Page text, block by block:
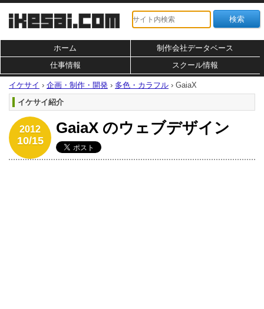
ホーム
制作会社データベース
仕事情報
スクール情報
イケサイ › 企画・制作・開発 › 多色・カラフル › GaiaX
イケサイ紹介
2012
10/15
GaiaX のウェブデザイン